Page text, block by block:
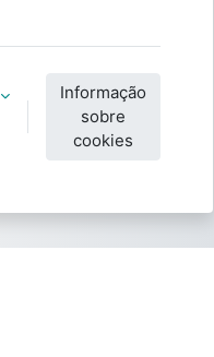
Informação
sobre
cookies